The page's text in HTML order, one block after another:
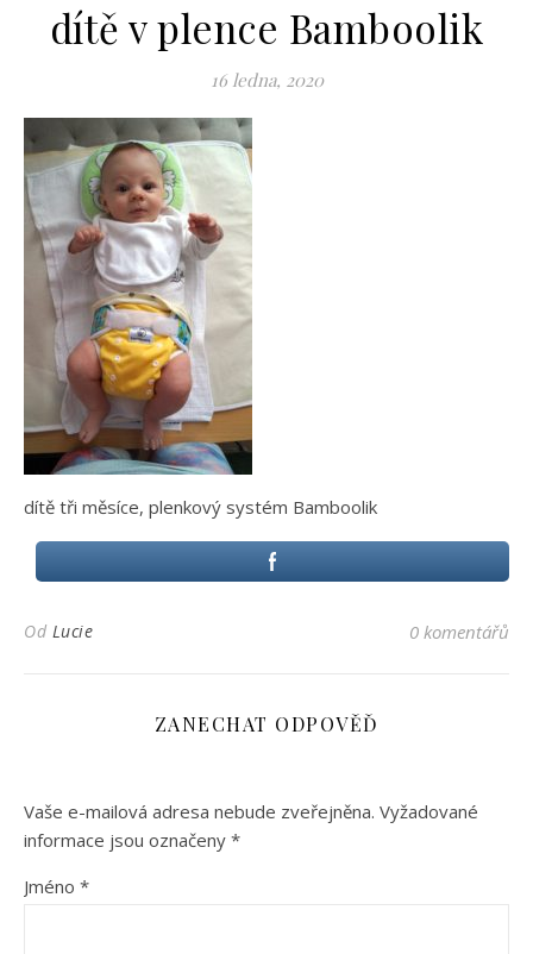
dítě v plence Bamboolik
16 ledna, 2020
dítě tři měsíce, plenkový systém Bamboolik
Od Lucie 0 komentářů
ZANECHAT ODPOVĚĎ
Vaše e-mailová adresa nebude zveřejněna. Vyžadované
informace jsou označeny *
Jméno *